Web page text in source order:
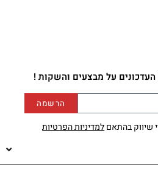
על מבצעים והשקות !
שיווק בהתאםלמדיניות הפרטיות
הרשמה